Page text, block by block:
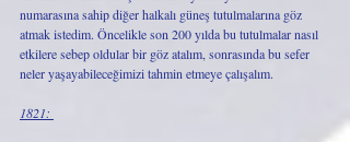
numarasına sahip diğer halkalı güneş tutulmalarına göz
atmak istedim. Öncelikle son 200 yılda bu tutulmalar nasıl
etkilere sebep oldular bir göz atalım, sonrasında bu sefer
neler yaşayabileceğimizi tahmin etmeye çalışalım.
1821: